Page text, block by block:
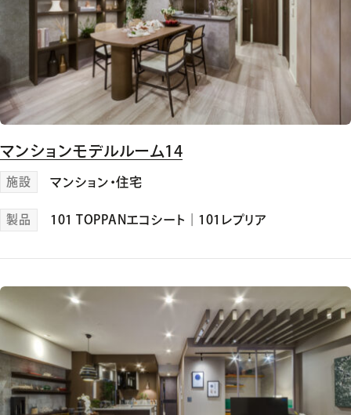
マンションモデルルーム14
施設 マンション・住宅
製品 101 TOPPANエコシート 101レプリア